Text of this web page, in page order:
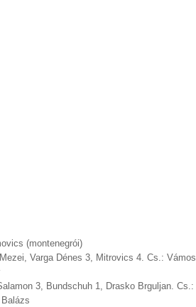
(montenegrói)
Varga Dénes 3, Mitrovics 4. Cs.:
3, Bundschuh 1, Drasko Brguljan.